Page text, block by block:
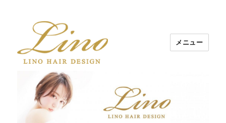
Lino Hair Design 河原町BLOG
メニュー